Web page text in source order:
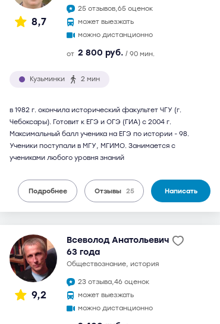
8,7
25 отзывов,65 оценок
может выезжать
можно дистанционно
от 2 800 руб. / 90 мин.
Кузьминки 2 мин
в 1982 г. окончила исторический факультет ЧГУ (г.
Чебоксары). Готовит к ЕГЭ и ОГЭ (ГИА) с 2004 г.
Максимальный балл ученика на ЕГЭ по истории - 98.
Ученики поступали в МГУ, МГИМО. Занимается с
учениками любого уровня знаний
Подробнее Отзывы 25 Написать
9,2
Всеволод Анатольевич
63 года
обществознание, история
23 отзыва,46 оценок
может выезжать
можно дистанционно